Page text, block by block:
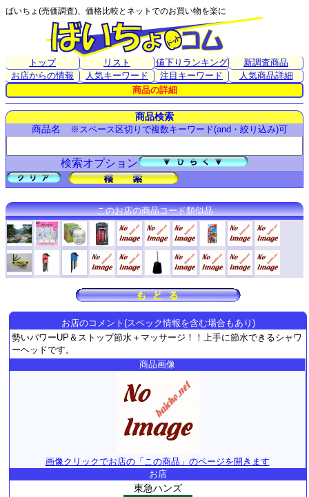
ばいちょ(売価調査)、価格比較とネットでのお買い物を楽に
トップ リスト 値下りランキング
新調査商品
お店からの情報
人気キーワード 注目キーワード
人気商品詳細
商品の詳細
お店のコメント(スペック情報を含む場合もあり)
勢いパワーUP＆ストップ節水＋マッサージ！！上手に節水できるシャワ
ーヘッドです。
商品画像
画像クリックでお店の「この商品」のページを開きます
お店
東急ハンズ
商品検索
商品名
※スペース区切りで複数キーワード(and・絞り込み)可
検索オプション
このお店の商品コード類似品